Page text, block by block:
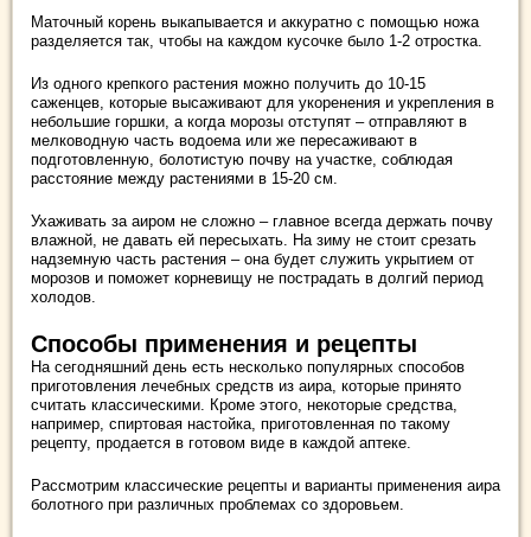
Маточный корень выкапывается и аккуратно с помощью ножа
разделяется так, чтобы на каждом кусочке было 1-2 отростка.
Из одного крепкого растения можно получить до 10-15
саженцев, которые высаживают для укоренения и укрепления в
небольшие горшки, а когда морозы отступят – отправляют в
мелководную часть водоема или же пересаживают в
подготовленную, болотистую почву на участке, соблюдая
расстояние между растениями в 15-20 см.
Ухаживать за аиром не сложно – главное всегда держать почву
влажной, не давать ей пересыхать. На зиму не стоит срезать
надземную часть растения – она будет служить укрытием от
морозов и поможет корневищу не пострадать в долгий период
холодов.
Способы применения и рецепты
На сегодняшний день есть несколько популярных способов
приготовления лечебных средств из аира, которые принято
считать классическими. Кроме этого, некоторые средства,
например, спиртовая настойка, приготовленная по такому
рецепту, продается в готовом виде в каждой аптеке.
Рассмотрим классические рецепты и варианты применения аира
болотного при различных проблемах со здоровьем.